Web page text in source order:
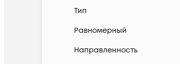
Тип
Равномерный
Направленность